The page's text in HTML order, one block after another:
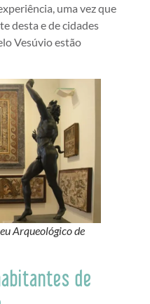
uma vez que
desta e de cidades
Vesúvio estão
Arqueológico de
de